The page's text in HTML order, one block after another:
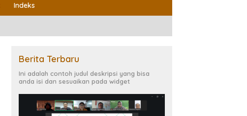
Indeks
Berita Terbaru
Ini adalah contoh judul deskripsi yang bisa
anda isi dan sesuaikan pada widget